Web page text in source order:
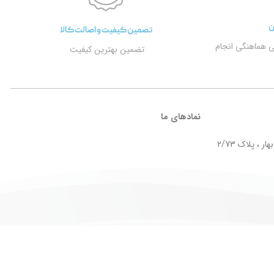
هماهنگی انجام
تصمین کیفیت و اصالت کالا
تضمین بهترین کیفیت
، پلاک 2/73
نمادهای ما